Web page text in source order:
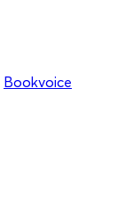
Bookvoice